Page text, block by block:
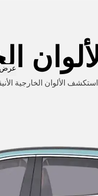
استكشف الألوان الخارجية